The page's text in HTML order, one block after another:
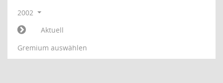
2002
Aktuell
Gremium auswählen